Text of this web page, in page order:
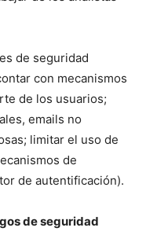
de seguridad
con mecanismos
de los usuarios;
emails no
limitar el uso de
de
de autentificación).
de seguridad